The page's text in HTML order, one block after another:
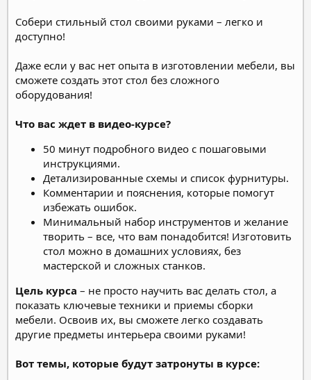
Собери стильный стол своими руками – легко и
доступно!
Даже если у вас нет опыта в изготовлении мебели, вы
сможете создать этот стол без сложного
оборудования!
Что вас ждет в видео-курсе?
50 минут подробного видео с пошаговыми
инструкциями.
Детализированные схемы и список фурнитуры.
Комментарии и пояснения, которые помогут
избежать ошибок.
Минимальный набор инструментов и желание
творить – все, что вам понадобится! Изготовить
стол можно в домашних условиях, без
мастерской и сложных станков.
Цель курса – не просто научить вас делать стол, а
показать ключевые техники и приемы сборки
мебели. Освоив их, вы сможете легко создавать
другие предметы интерьера своими руками!
Вот темы, которые будут затронуты в курсе: